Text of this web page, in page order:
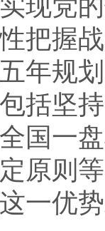
现党
把握
年规
括坚
国一
原则
一优